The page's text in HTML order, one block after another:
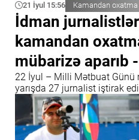
21 İyul 15:56 Kamandan oxatma
İdman
kamandan
mübarizə aparıb
22 İyul – Milli Mətbuat Günü
yarışda 27 jurnalist iştirak